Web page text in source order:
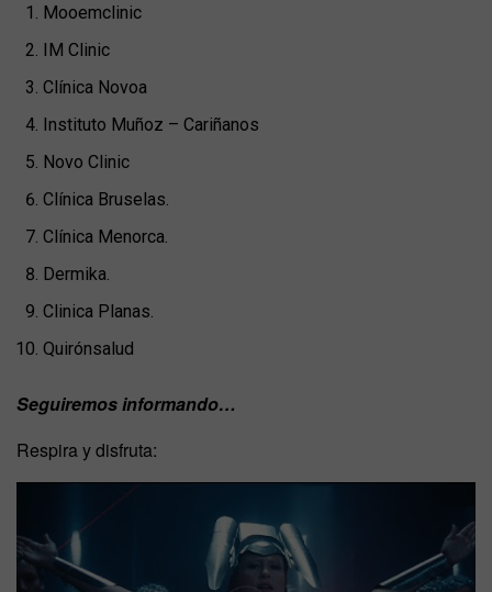
Mooemclinic
IM Clinic
Clínica Novoa
Instituto Muñoz – Cariñanos
Novo Clinic
Clínica Bruselas.
Clínica Menorca.
Dermika.
Clinica Planas.
Quirónsalud
Seguiremos informando…
Respira y disfruta: